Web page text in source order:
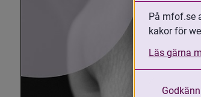
På mfof.se
kakor för
Läs gärna